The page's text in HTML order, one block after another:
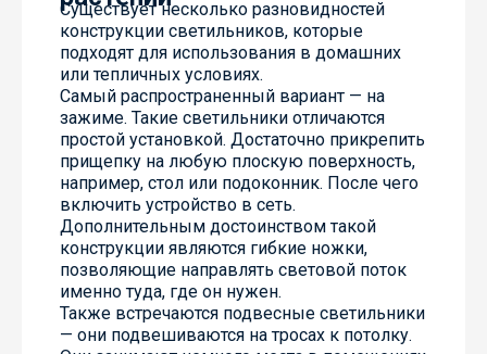
Существует несколько разновидностей
конструкции светильников, которые
подходят для использования в домашних
или тепличных условиях.
Самый распространенный вариант — на
зажиме. Такие светильники отличаются
простой установкой. Достаточно прикрепить
прищепку на любую плоскую поверхность,
например, стол или подоконник. После чего
включить устройство в сеть.
Дополнительным достоинством такой
конструкции являются гибкие ножки,
позволяющие направлять световой поток
именно туда, где он нужен.
Также встречаются подвесные светильники
— они подвешиваются на тросах к потолку.